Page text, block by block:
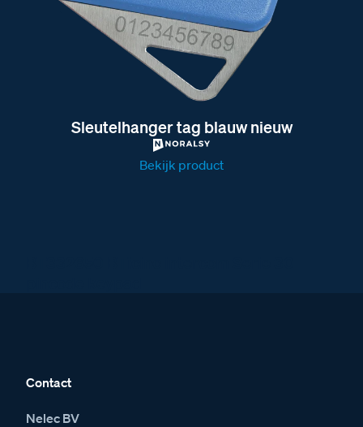
Sleutelhanger tag blauw nieuw
Bekijk product
Contact
Nelec BV